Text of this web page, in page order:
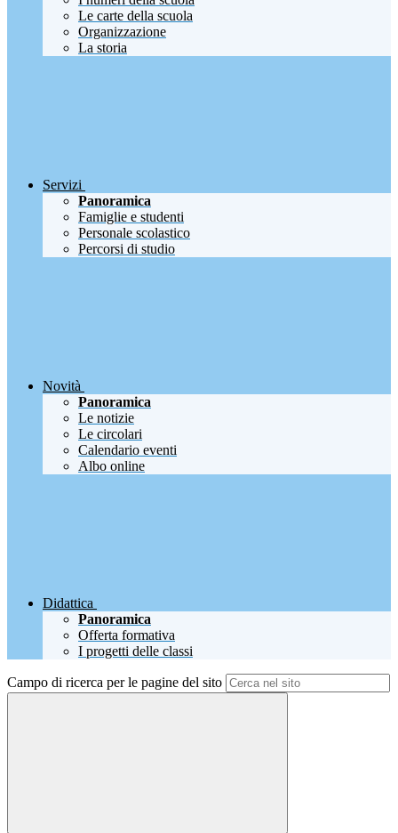
Le carte della scuola
Organizzazione
La storia
Servizi
Panoramica
Famiglie e studenti
Personale scolastico
Percorsi di studio
Novità
Panoramica
Le notizie
Le circolari
Calendario eventi
Albo online
Didattica
Panoramica
Offerta formativa
I progetti delle classi
Campo di ricerca per le pagine del sito